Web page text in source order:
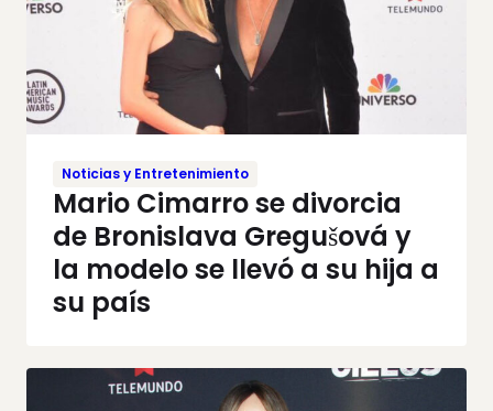
Noticias y Entretenimiento
Mario Cimarro se divorcia
de Bronislava Gregušová y
la modelo se llevó a su hija a
su país